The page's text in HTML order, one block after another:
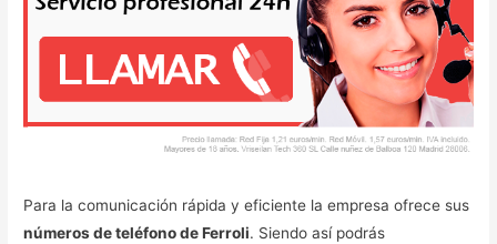
Para la comunicación rápida y eficiente la empresa ofrece sus
números de teléfono de Ferroli. Siendo así podrás